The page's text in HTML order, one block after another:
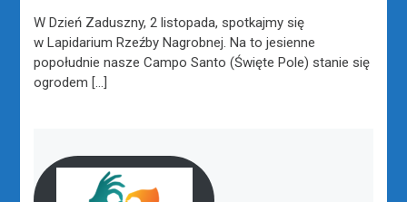
W Dzień Zaduszny, 2 listopada, spotkajmy się
w Lapidarium Rzeźby Nagrobnej. Na to jesienne
popołudnie nasze Campo Santo (Święte Pole) stanie się
ogrodem […]